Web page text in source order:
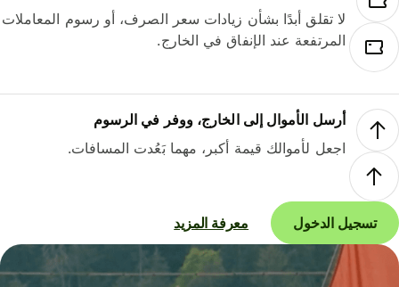
لا تقلق أبدًا بشأن زيادات سعر الصرف، أو رسوم المعاملات
المرتفعة عند الإنفاق في الخارج.
أرسل الأموال إلى الخارج، ووفر في الرسوم
اجعل لأموالك قيمة أكبر، مهما بَعُدت المسافات.
تسجيل الدخول معرفة المزيد